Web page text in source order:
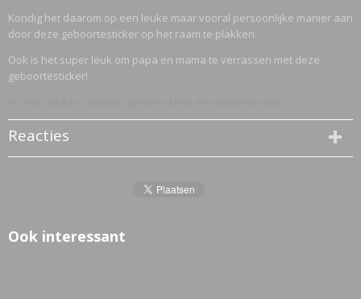
Kondig het daarom op een leuke maar vooral persoonlijke manier aan
door deze geboortesticker op het raam te plakken.
Ook is het super leuk om papa en mama te verrassen met deze
geboortesticker!
Reacties
Ook interessant